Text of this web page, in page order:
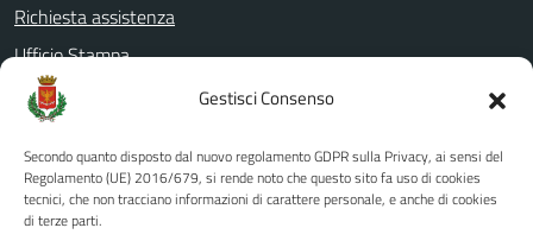
Gestisci Consenso
Secondo quanto disposto dal nuovo regolamento GDPR sulla Privacy, ai sensi del
Regolamento (UE) 2016/679, si rende noto che questo sito fa uso di cookies
tecnici, che non tracciano informazioni di carattere personale, e anche di cookies
di terze parti.
Richiesta assistenza
Ufficio Stampa
Amministrazione Trasparente
Albo pretorio
Informativa privacy
Note legali